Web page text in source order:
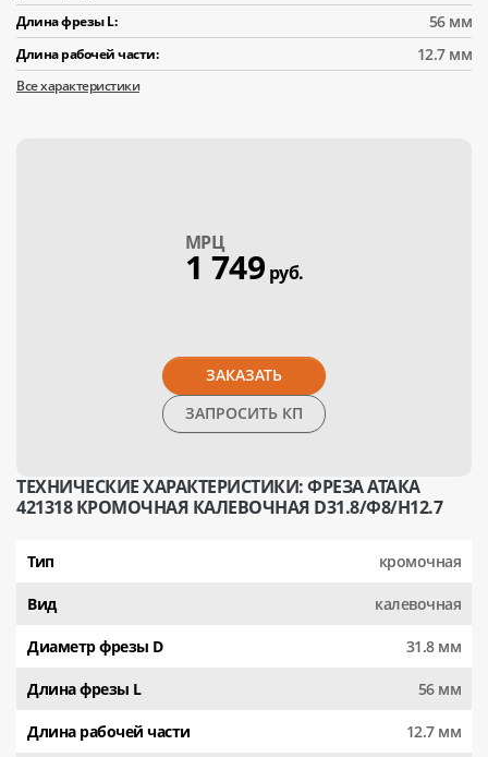
Длина фрезы L: 56 мм
Длина рабочей части: 12.7 мм
Все характеристики
МPЦ
1 749 руб.
ЗАКАЗАТЬ
ЗАПРОСИТЬ КП
ТЕХНИЧЕСКИЕ ХАРАКТЕРИСТИКИ: ФРЕЗА АТАКА
421318 КРОМОЧНАЯ КАЛЕВОЧНАЯ D31.8/Ф8/H12.7
Тип кромочная
Вид калевочная
Диаметр фрезы D 31.8 мм
Длина фрезы L 56 мм
Длина рабочей части 12.7 мм